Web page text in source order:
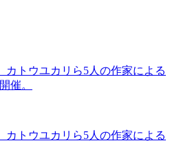
トウユカリら5人の作家による
催。
トウユカリら5人の作家による